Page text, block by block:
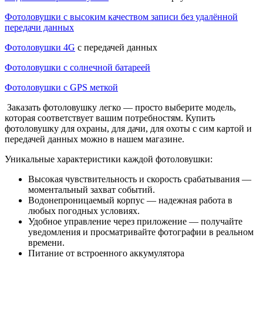
Фотоловушки с высоким качеством записи без удалённой
передачи данных
Фотоловушки 4G с передачей данных
Фотоловушки с солнечной батареей
Фотоловушки с GPS меткой
Заказать фотоловушку легко — просто выберите модель,
которая соответствует вашим потребностям. Купить
фотоловушку для охраны, для дачи, для охоты с сим картой и
передачей данных можно в нашем магазине.
Уникальные характеристики каждой фотоловушки:
Высокая чувствительность и скорость срабатывания —
моментальный захват событий.
Водонепроницаемый корпус — надежная работа в
любых погодных условиях.
Удобное управление через приложение — получайте
уведомления и просматривайте фотографии в реальном
времени.
Питание от встроенного аккумулятора